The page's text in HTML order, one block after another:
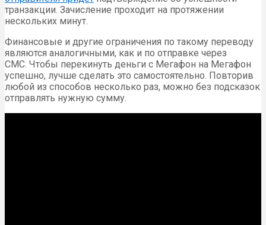
транзакции. Зачисление проходит на протяжении
нескольких минут.
Финансовые и другие ограничения по такому переводу
являются аналогичными, как и по отправке через
СМС. Чтобы перекинуть деньги с Мегафон на Мегафон
успешно, лучше сделать это самостоятельно. Повторив
любой из способов несколько раз, можно без подсказок
отправлять нужную сумму.